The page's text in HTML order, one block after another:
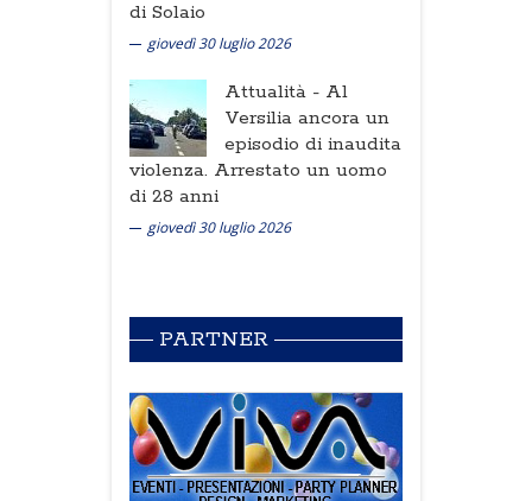
di Solaio
giovedì 30 luglio 2026
Attualità - Al
Versilia ancora un
episodio di inaudita
violenza. Arrestato un uomo
di 28 anni
giovedì 30 luglio 2026
PARTNER